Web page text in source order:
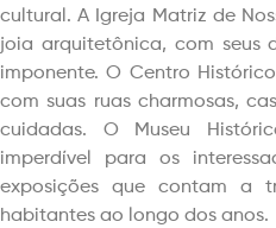
cultural. A Igreja Matriz de
joia arquitetônica, com seus
imponente. O Centro
com suas ruas charmosas,
cuidadas. O Museu
imperdível para os
exposições que contam a
habitantes ao longo dos anos.